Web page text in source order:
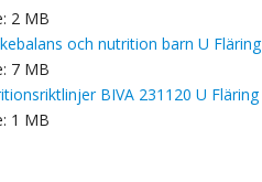
2 MB
och nutrition barn U Fläring
7 MB
BIVA 231120 U Fläring
1 MB